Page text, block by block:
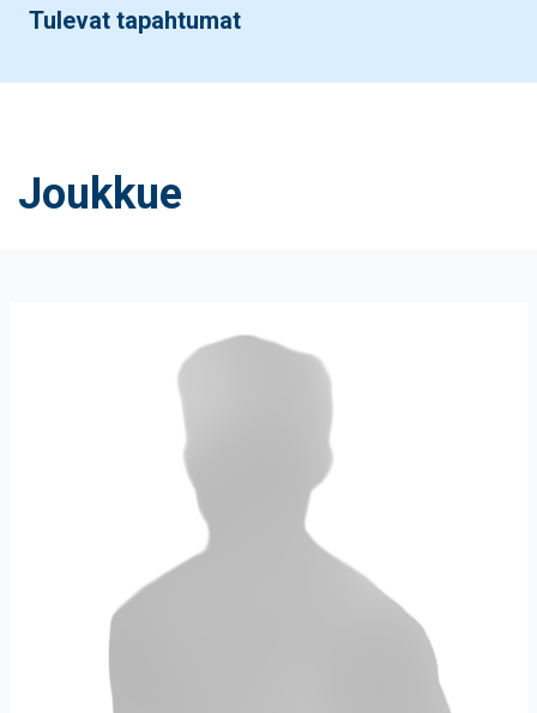
Tulevat tapahtumat
Joukkue